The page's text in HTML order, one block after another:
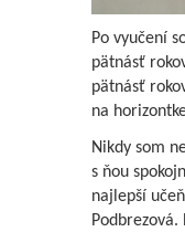
Po vyučení
pätnásť
pätnásť
na
Nikdy som
s ňou
najlepší